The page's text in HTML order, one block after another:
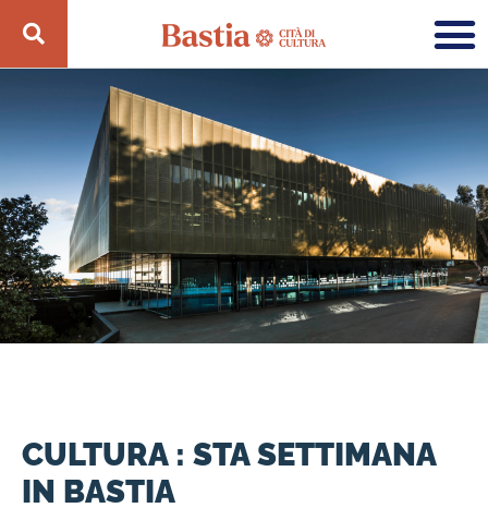
CULTURA : STA SETTIMANA
IN BASTIA